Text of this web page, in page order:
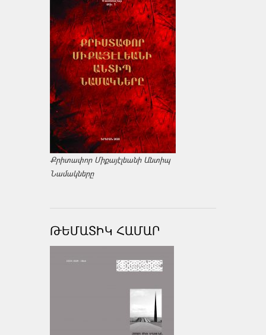
Քրիտափոր Միքայէլեանի Անտիպ
Նամակները
ԹԵՄԱՏԻԿ ՀԱՄԱՐ